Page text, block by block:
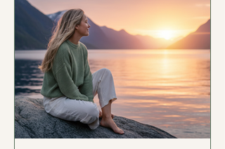
erfarne spesialister i trygge omgivelser, slik
at du kan føle deg sikker gjennom hele
prosessen. Angstens jerngrep – et utbredt
problem Angstlidelser er blant de vanligste
psykiske lidelsene.